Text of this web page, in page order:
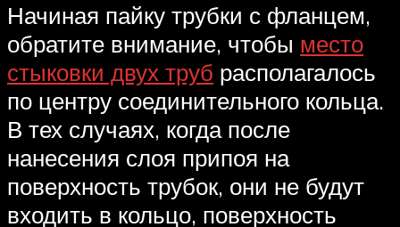
Начиная пайку трубки с фланцем,
обратите внимание, чтобы место
стыковки двух труб располагалось
по центру соединительного кольца.
В тех случаях, когда после
нанесения слоя припоя на
поверхность трубок, они не будут
входить в кольцо, поверхность